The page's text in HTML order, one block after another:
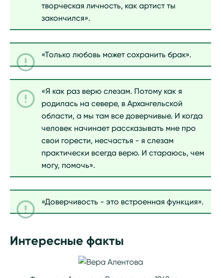
творческая личность, как артист ты
закончился».
«Только любовь может сохранить брак».
«Я как раз верю слезам. Потому как я
родилась на севере, в Архангельской
области, а мы там все доверчивые. И когда
человек начинает рассказывать мне про
свои горести, несчастья - я слезам
практически всегда верю. И стараюсь, чем
могу, помочь».
«Доверчивость - это встроенная функция».
Интересные факты